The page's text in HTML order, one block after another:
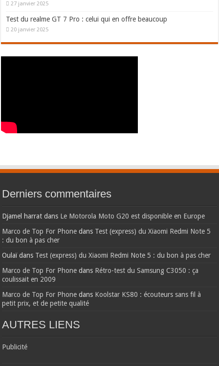
27 janvier 2025
Test du realme GT 7 Pro : celui qui en offre beaucoup
20 janvier 2025
Derniers commentaires
Djamel harrat dans Le Motorola Moto G20 est disponible en Europe
Marco de Top For Phone dans Test (express) du Xiaomi Redmi Note 5
: du bon à pas cher
Oulaïdans Test (express) du Xiaomi Redmi Note 5 : du bon à pas cher
Marco de Top For Phone dans Rétro-test du Samsung C3050 : ça
coulissait en 2009
Marco de Top For Phone dans Koolstar KS80 : écouteurs sans fil à
petit prix, et de petite qualité
AUTRES LIENS
Publicité